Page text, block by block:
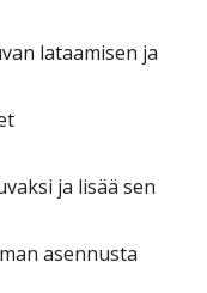
lataamisen ja
ja lisää sen
asennusta